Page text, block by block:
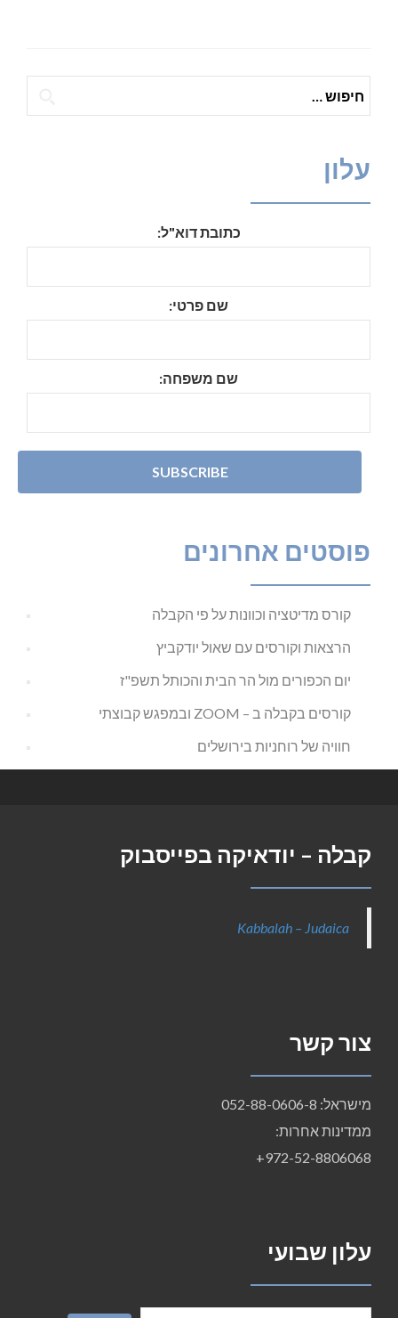
עלון
כתובת דוא"ל:
שם פרטי:
שם משפחה:
פוסטים אחרונים
קורס מדיטציה וכוונות על פי הקבלה
הרצאות וקורסים עם שאול יודקביץ
יום הכפורים מול הר הבית והכותל תשפ"ז
קורסים בקבלה ב – ZOOM ובמפגש קבוצתי
חוויה של רוחניות בירושלים
קבלה – יודאיקה בפייסבוק
Kabbalah – Judaica
צור קשר
מישראל: 052-88-0606-8
ממדינות אחרות:
972-52-8806068+
עלון שבועי